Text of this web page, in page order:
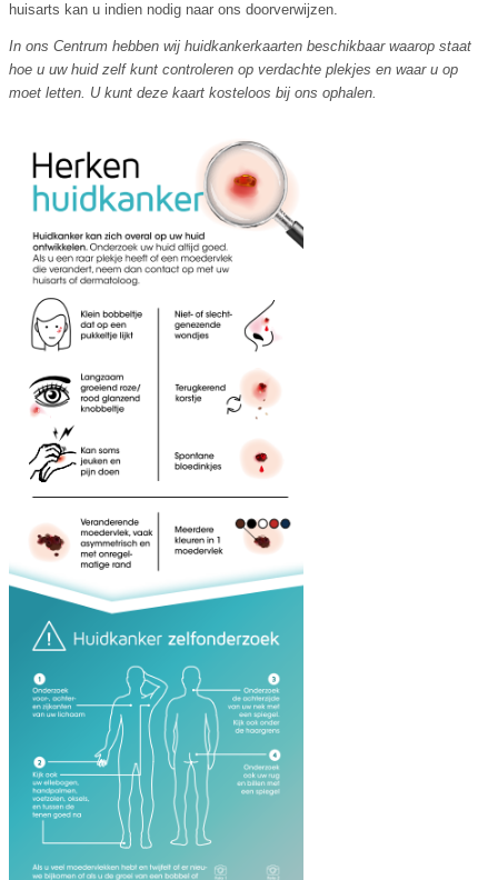
huisarts kan u indien nodig naar ons doorverwijzen.
In ons Centrum hebben wij huidkankerkaarten beschikbaar waarop staat
hoe u uw huid zelf kunt controleren op verdachte plekjes en waar u op
moet letten. U kunt deze kaart kosteloos bij ons ophalen.